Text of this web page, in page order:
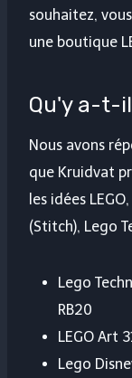
souhaitez,
une boutique
Qu'y a-t-
Nous avons
que Kruidvat
les idées
(Stitch), Lego
Lego
RB20
LEGO Art
Lego